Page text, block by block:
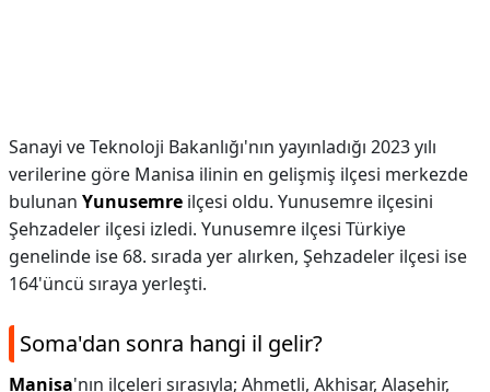
Sanayi ve Teknoloji Bakanlığı'nın yayınladığı 2023 yılı
verilerine göre Manisa ilinin en gelişmiş ilçesi merkezde
bulunan Yunusemre ilçesi oldu. Yunusemre ilçesini
Şehzadeler ilçesi izledi. Yunusemre ilçesi Türkiye
genelinde ise 68. sırada yer alırken, Şehzadeler ilçesi ise
164'üncü sıraya yerleşti.
Soma'dan sonra hangi il gelir?
Manisa'nın ilçeleri sırasıyla; Ahmetli, Akhisar, Alaşehir,